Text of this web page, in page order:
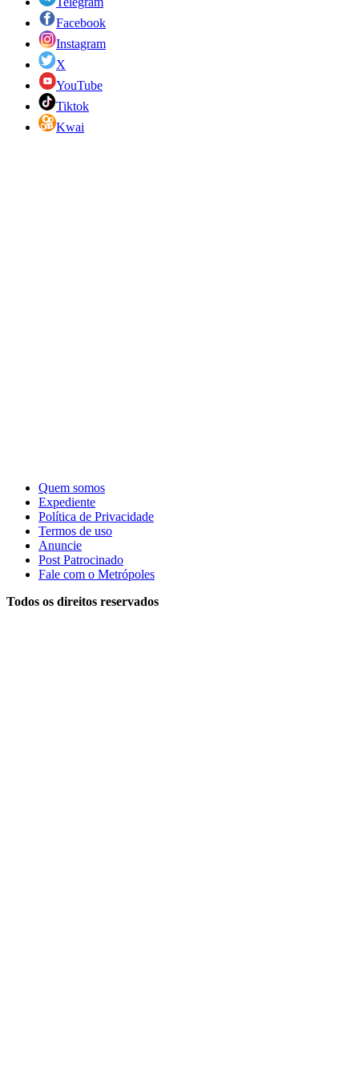
Facebook
Instagram
X
YouTube
Tiktok
Kwai
Quem somos
Expediente
Política de Privacidade
Termos de uso
Anuncie
Post Patrocinado
Fale com o Metrópoles
Todos os direitos reservados